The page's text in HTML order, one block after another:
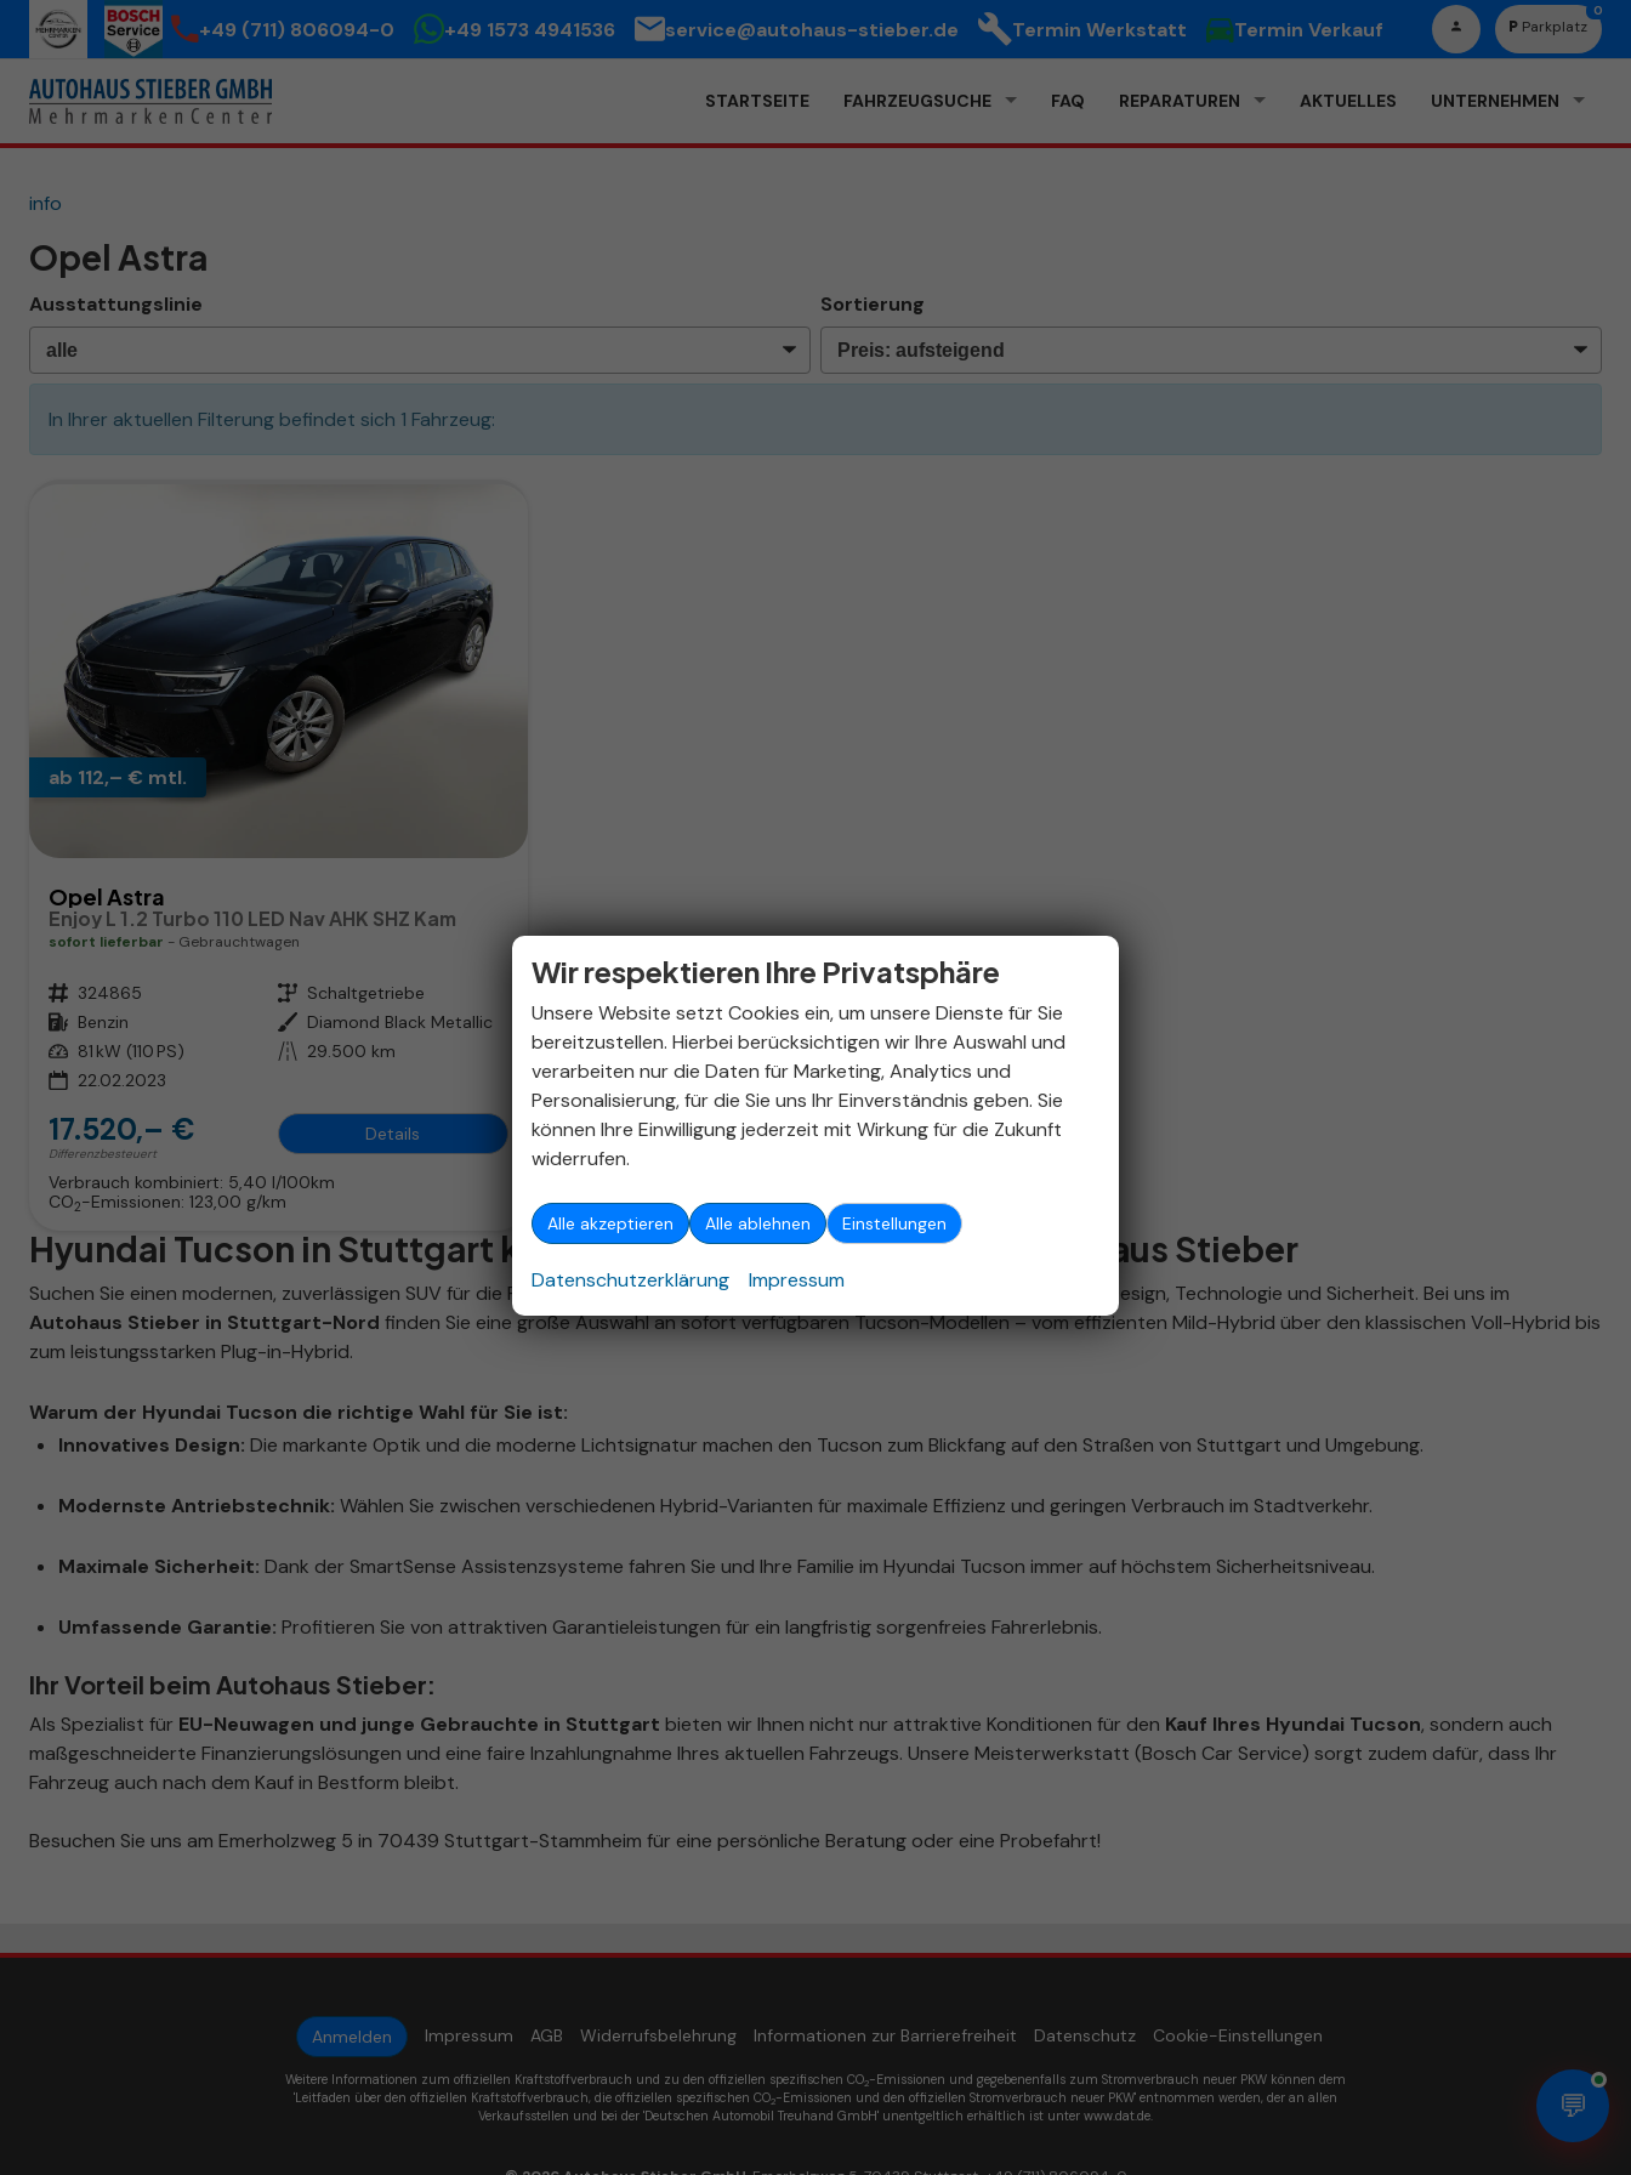
+49 (711) 806094-0 +49 1573 4941536 service@autohaus-stieber.de Termin Werkstatt Termin Verkauf Parkplatz
0
STARTSEITE FAHRZEUGSUCHE FAQ REPARATUREN AKTUELLES UNTERNEHMEN
info
Opel Astra
Ausstattungslinie Sortierung
In Ihrer aktuellen Filterung befindet sich 1 Fahrzeug:
ab 112,– € mtl.
Opel Astra
Enjoy L 1.2 Turbo 110 LED Nav AHK SHZ Kam
sofort lieferbar Gebrauchtwagen
Fahrzeugnr. 324865 Getriebe Schaltgetriebe
Kraftstoff Benzin Außenfarbe Diamond Black Metallic
Leistung 81 kW (110 PS) Kilometerstand 29.500 km
22.02.2023
17.520,– €
Differenzbesteuert
Details
Verbrauch kombiniert: 5,40 l/100km
CO2-Emissionen: 123,00 g/km
Hyundai Tucson in Stuttgart kaufen – Dein SUV-Experte im Autohaus Stieber
Suchen Sie einen modernen, zuverlässigen SUV für die Region Stuttgart? DerHyundai Tucson
setzt Maßstäbe in Sachen Design, Technologie und Sicherheit. Bei uns im
Autohaus Stieber in Stuttgart-Nord finden Sie eine große Auswahl an sofort verfügbaren Tucson-Modellen – vom effizienten Mild-Hybrid über den klassischen Voll-Hybrid bis
zum leistungsstarken Plug-in-Hybrid.
Warum der Hyundai Tucson die richtige Wahl für Sie ist:
Innovatives Design: Die markante Optik und die moderne Lichtsignatur machen den Tucson zum Blickfang auf den Straßen von Stuttgart und Umgebung.
Modernste Antriebstechnik: Wählen Sie zwischen verschiedenen Hybrid-Varianten für maximale Effizienz und geringen Verbrauch im Stadtverkehr.
Maximale Sicherheit: Dank der SmartSense Assistenzsysteme fahren Sie und Ihre Familie im Hyundai Tucson immer auf höchstem Sicherheitsniveau.
Umfassende Garantie: Profitieren Sie von attraktiven Garantieleistungen für ein langfristig sorgenfreies Fahrerlebnis.
Ihr Vorteil beim Autohaus Stieber:
Als Spezialist für EU-Neuwagen und junge Gebrauchte in Stuttgart bieten wir Ihnen nicht nur attraktive Konditionen für den Kauf Ihres Hyundai Tucson, sondern auch
maßgeschneiderte Finanzierungslösungen und eine faire Inzahlungnahme Ihres aktuellen Fahrzeugs. Unsere Meisterwerkstatt (Bosch Car Service) sorgt zudem dafür, dass Ihr
Fahrzeug auch nach dem Kauf in Bestform bleibt.
Besuchen Sie uns am Emerholzweg 5 in 70439 Stuttgart-Stammheim für eine persönliche Beratung oder eine Probefahrt!
Anmelden Impressum AGB Widerrufsbelehrung Informationen zur Barrierefreiheit Datenschutz Cookie-Einstellungen
💬
Weitere Informationen zum offiziellen Kraftstoffverbrauch und zu den offiziellen spezifischen CO2-Emissionen und gegebenenfalls zum Stromverbrauch neuer PKW können dem
'Leitfaden über den offiziellen Kraftstoffverbrauch, die offiziellen spezifischen CO2-Emissionen und den offiziellen Stromverbrauch neuer PKW' entnommen werden, der an allen
Verkaufsstellen und bei der 'Deutschen Automobil Treuhand GmbH' unentgeltlich erhältlich ist unter www.dat.de.
Wir respektieren Ihre Privatsphäre
Unsere Website setzt Cookies ein, um unsere Dienste für Sie
bereitzustellen. Hierbei berücksichtigen wir Ihre Auswahl und
verarbeiten nur die Daten für Marketing, Analytics und
Personalisierung, für die Sie uns Ihr Einverständnis geben. Sie
können Ihre Einwilligung jederzeit mit Wirkung für die Zukunft
widerrufen.
Alle akzeptieren Alle ablehnen Einstellungen
Datenschutzerklärung Impressum